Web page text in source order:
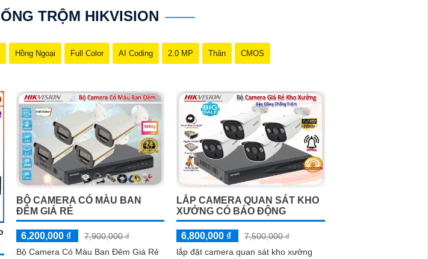
dàng cài đặt và vận hành mà không cần kỹ năng chuyên môn.
chuyên cung cấp sản phẩm an ninh uy tín. Với đội ngũ nhân viên chuyên nghiệp, bạn
nghiệp của bạn, mà còn là lựa chọn thông minh với giá cả phải chăng và hình ảnh chất
đến sản phẩm Camera Hikvision giá rẻ và chất lượng.
TRỘM HIKVISION
Hồng Ngoại Full Color AI Coding 2.0 MP Thân CMOS
BỘ CAMERA CÓ MÀU BAN
ĐÊM GIÁ RẺ
6,200,000 ₫
7,900,000 ₫
Bộ Camera Có Màu Ban Đêm Giá Rẻ
LẮP CAMERA QUAN SÁT KHO
XƯỞNG CÓ BÁO ĐỘNG
6,800,000 ₫
7,500,000 ₫
lắp đặt camera quan sát kho xưởng